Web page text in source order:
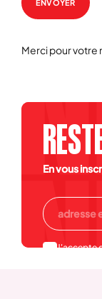
ENVOYER
Merci pour votre
En vous
J'accepte